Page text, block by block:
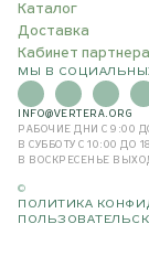
Каталог
Доставка
Кабинет партнера
МЫ В
INFO@VERTERA.ORG
РАБОЧИЕ ДНИ С 9:00
В СУББОТУ С 10:00 ДО
В ВОСКРЕСЕНЬЕ
©
ПОЛИТИКА